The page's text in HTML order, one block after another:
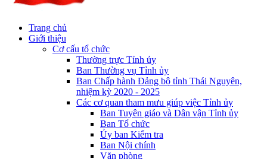
Trang chủ
Giới thiệu
Cơ cấu tổ chức
Thường trực Tỉnh ủy
Ban Thường vụ Tỉnh ủy
Ban Chấp hành Đảng bộ tỉnh Thái Nguyên,
nhiệm kỳ 2020 - 2025
Các cơ quan tham mưu giúp việc Tỉnh ủy
Ban Tuyên giáo và Dân vận Tỉnh ủy
Ban Tổ chức
Ủy ban Kiểm tra
Ban Nội chính
Văn phòng